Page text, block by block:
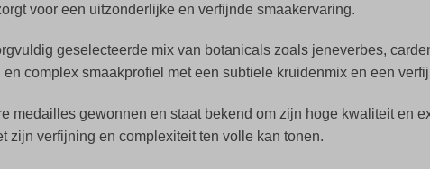
voor een uitzonderlijke en verfijnde smaakervaring.
geselecteerde mix van botanicals zoals jeneverbes,
complex smaakprofiel met een subtiele kruidenmix en een
medailles gewonnen en staat bekend om zijn hoge kwaliteit en
zijn verfijning en complexiteit ten volle kan tonen.